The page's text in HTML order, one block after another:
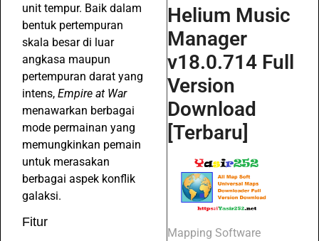
unit tempur. Baik dalam
bentuk pertempuran
skala besar di luar
angkasa maupun
pertempuran darat yang
intens, Empire at War
menawarkan berbagai
mode permainan yang
memungkinkan pemain
untuk merasakan
berbagai aspek konflik
galaksi.
Fitur
Helium Music
Manager
v18.0.714 Full
Version
Download
[Terbaru]
Mapping Software